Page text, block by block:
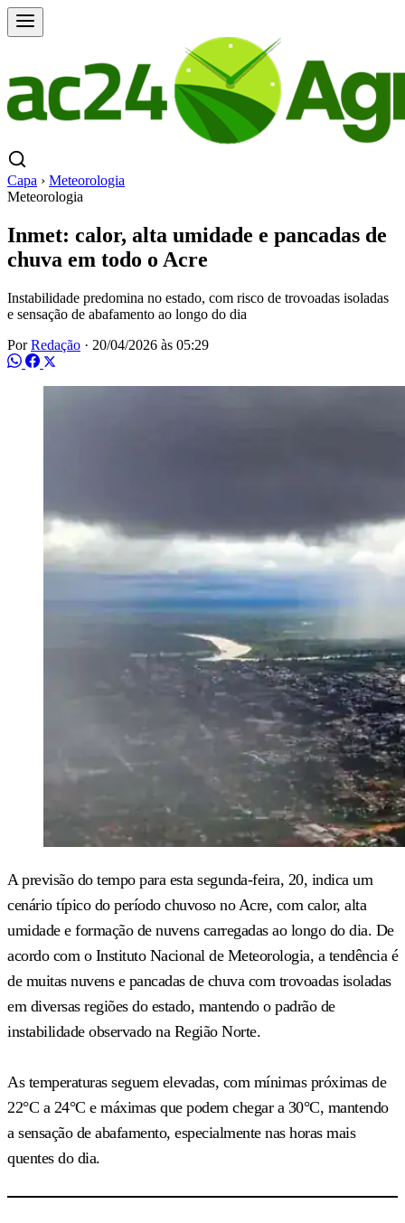
Capa › Meteorologia
Meteorologia
Inmet: calor, alta umidade e pancadas de
chuva em todo o Acre
Instabilidade predomina no estado, com risco de trovoadas isoladas
e sensação de abafamento ao longo do dia
PorRedação · 20/04/2026 às 05:29
A previsão do tempo para esta segunda-feira, 20, indica um
cenário típico do período chuvoso no Acre, com calor, alta
umidade e formação de nuvens carregadas ao longo do dia. De
acordo com o Instituto Nacional de Meteorologia, a tendência é
de muitas nuvens e pancadas de chuva com trovoadas isoladas
em diversas regiões do estado, mantendo o padrão de
instabilidade observado na Região Norte.
As temperaturas seguem elevadas, com mínimas próximas de
22°C a 24°C e máximas que podem chegar a 30°C, mantendo
a sensação de abafamento, especialmente nas horas mais
quentes do dia.